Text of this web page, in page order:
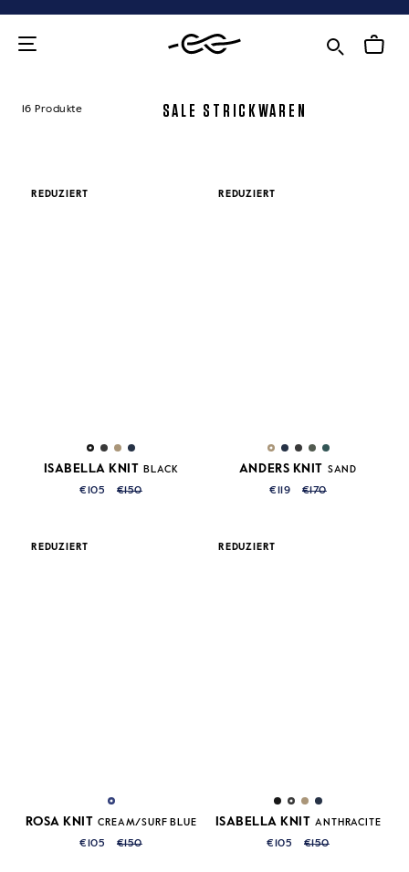
16 Produkte SALE STRICKWAREN
REDUZIERT
ISABELLA KNIT BLACK
€105 €150
REDUZIERT
ANDERS KNIT SAND
€119 €170
REDUZIERT
ROSA KNIT CREAM/SURF BLUE
€105 €150
REDUZIERT
ISABELLA KNIT ANTHRACITE
€105 €150